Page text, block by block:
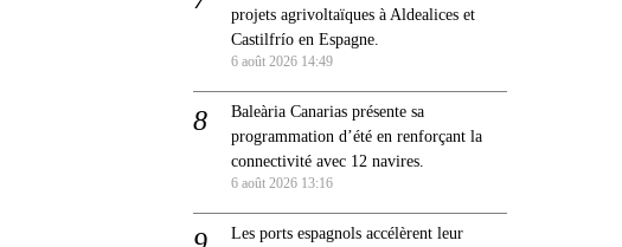
projets agrivoltaïques à Aldealices et
Castilfrío en Espagne.
6 août 2026 14:49
Baleària Canarias présente sa
programmation d’été en renforçant la
connectivité avec 12 navires.
6 août 2026 13:16
Les ports espagnols accélèrent leur